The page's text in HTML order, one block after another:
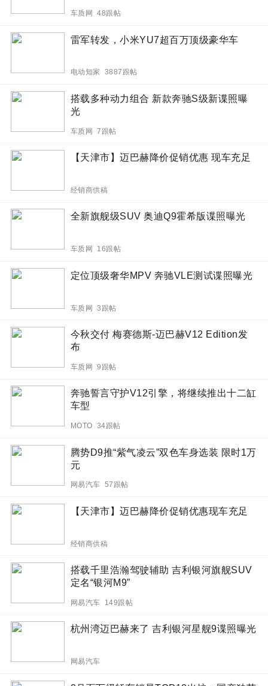
车质网 48跟帖
雷军转发，小米YU7超百万顶级豪华车
电动知家 3887跟帖
搭载多种动力组合 新款奔驰S级新谍照曝
光
车质网 7跟帖
【天津市】迈巴赫降价促销优惠 现车充足
经销商供稿
全新旗舰级SUV 奥迪Q9霍希版谍照曝光
车质网 16跟帖
定位顶级奢华MPV 奔驰VLE测试谍照曝光
车质网 3跟帖
今秋交付 梅赛德斯-迈巴赫V12 Edition发
布
车质网 9跟帖
奔驰誓言守护V12引擎，将继续推出十二缸
车型
MOTO 34跟帖
腾势D9推“紫气凌云”双色车身选装 限时1万
元
网易汽车 57跟帖
【天津市】迈巴赫降价促销优惠现车充足
经销商供稿
搭载千里浩瀚驾驶辅助 吉利银河旗舰SUV
定名“银河M9”
网易汽车 149跟帖
杭州湾迈巴赫来了 吉利银河星舰9谍照曝光
网易汽车